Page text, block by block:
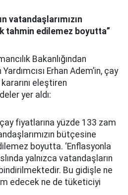
vatandaşlarımızın
tahmin edilemez boyutta”
Bakanlığından
Erhan Adem’in, çay
eleştiren
yer aldı:
çay fiyatlarına yüzde 133 zam
bütçesine
boyutta. ‘Enflasyonla
yalnızca vatandaşların
Bu gidişle ne
edecek ne de tüketiciyi